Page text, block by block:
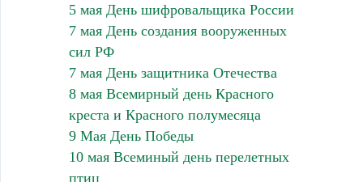
5 мая День шифровальщика России
7 мая День создания вооруженных
сил РФ
7 мая День защитника Отечества
8 мая Всемирный день Красного
креста и Красного полумесяца
9 Мая День Победы
10 мая Всеминый день перелетных
птиц